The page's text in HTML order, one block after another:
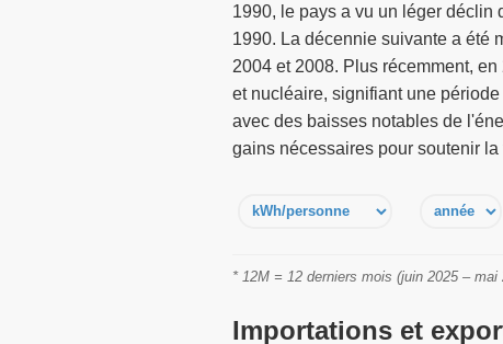
1990, le pays a vu un léger
1990. La décennie suivante a été
2004 et 2008. Plus récemment,
et nucléaire, signifiant une
avec des baisses notables de
gains nécessaires pour soutenir
* 12M = 12 derniers mois (juin 2025 –
Importations et